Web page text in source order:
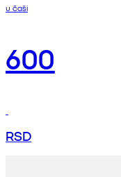
u čaši
600
RSD